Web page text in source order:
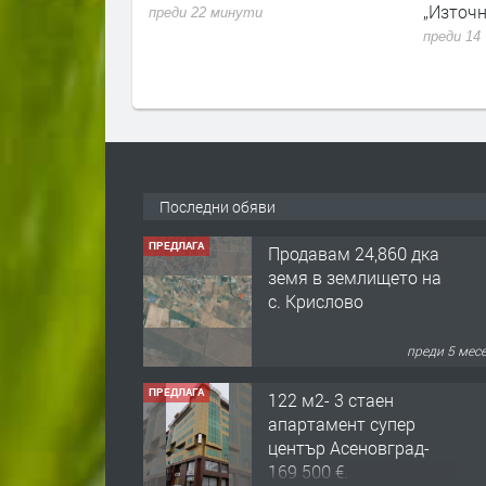
как можем
преди 22 минути
преди 14
Последни обяви
ПРЕДЛАГА
Продавам 24,860 дка
земя в землището на
с. Крислово
преди 5
ПРЕДЛАГА
122 м2- 3 стаен
апартамент супер
център Асеновград-
169 500 €.